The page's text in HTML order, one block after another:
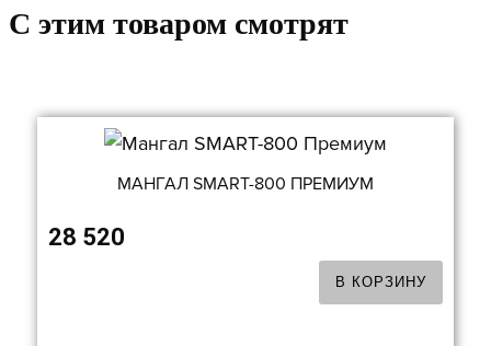
C этим товаром смотрят
МАНГАЛ SMART-800 ПРЕМИУМ
28 520
В КОРЗИНУ